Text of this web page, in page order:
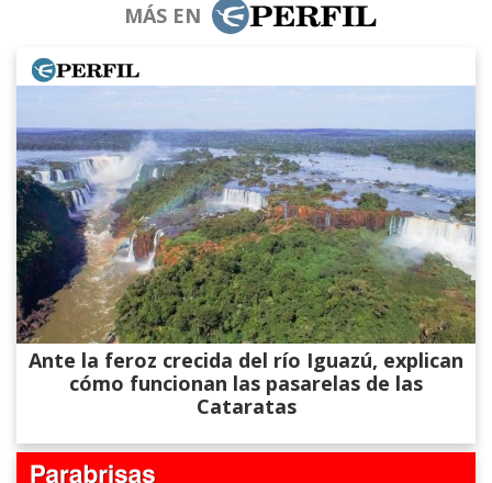
MÁS EN
Ante la feroz crecida del río Iguazú, explican
cómo funcionan las pasarelas de las
Cataratas